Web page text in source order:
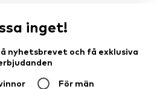
inget!
nyhetsbrevet och få exklusiva
För män